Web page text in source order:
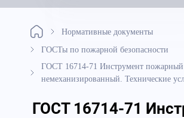
Нормативные документы
ГОСТы по пожарной безопасности
ГОСТ 16714-71 Инструмент пожарный
немеханизированный. Технические
ГОСТ 16714-71